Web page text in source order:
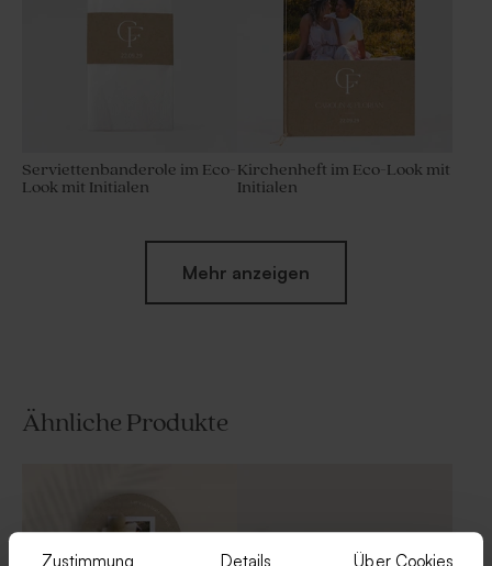
Zustimmung Details Über Cookies
Serviettenbanderole im Eco-
Look mit Initialen
Kirchenheft im Eco-Look mit
Initialen
Mehr anzeigen
Ähnliche Produkte